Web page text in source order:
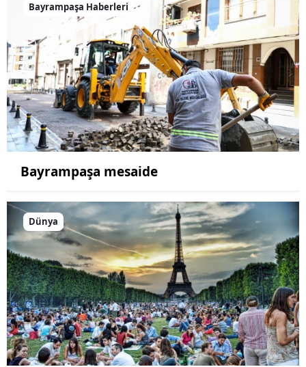
Bayrampaşa Haberleri
Bayrampaşa mesaide
Dünya